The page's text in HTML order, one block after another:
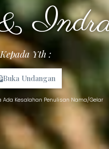
Kepada Yth :
Buka Undangan
Ada Kesalahan Penulisan Nama/Gelar